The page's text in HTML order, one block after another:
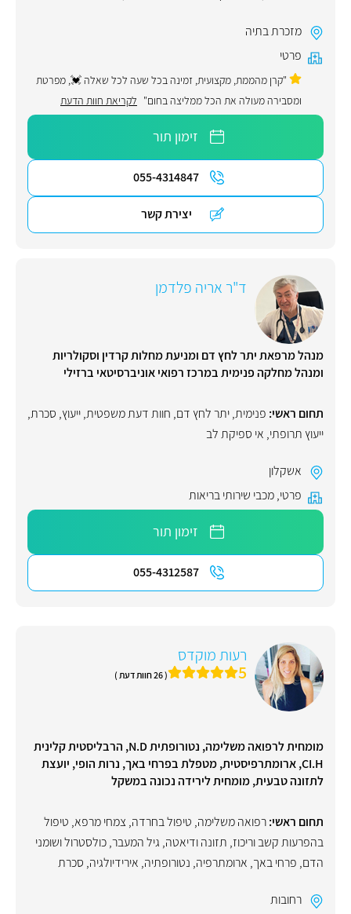
מזכרת בתיה
פרטי
"קרן מהממת, מקצועית, זמינה בכל שעה לכל שאלה 💓, מפרטת
ומסבירה מעולה את הכל ממליצה בחום" לקריאת חוות הדעת
זימון תור
055-4314847
יצירת קשר
ד"ר אריה פלדמן
מנהל מרפאת יתר לחץ דם ומניעת מחלות קרדין וסקולריות
ומנהל מחלקה פנימית במרכז רפואי אוניברסיטאי ברזילי
תחום ראשי: פנימית,יתר לחץ דם, חוות דעת משפטית,ייעוץ, סכרת,
ייעוץ תרופתי, אי ספיקת לב
אשקלון
פרטי,מכבי שירותי בריאות
זימון תור
055-4312587
רעות מוקדס
5 ( 26 חוות דעת )
מומחית לרפואה משלימה, נטורופתית N.D, הרבליסטית קלינית
CI.H, ארומתרפיסטית, מטפלת בפרחי באך, נרות הופי, יועצת
לתזונה טבעית, מומחית לירידה נכונה במשקל
תחום ראשי:רפואה משלימה, טיפול בחרדה, צמחי מרפא, טיפול
בהפרעות קשב וריכוז, תזונה ודיאטה, גיל המעבר,כולסטרול ושומני
הדם, פרחי באך, ארומתרפיה, נטורופתיה, אירידיולגיה, סכרת
רחובות